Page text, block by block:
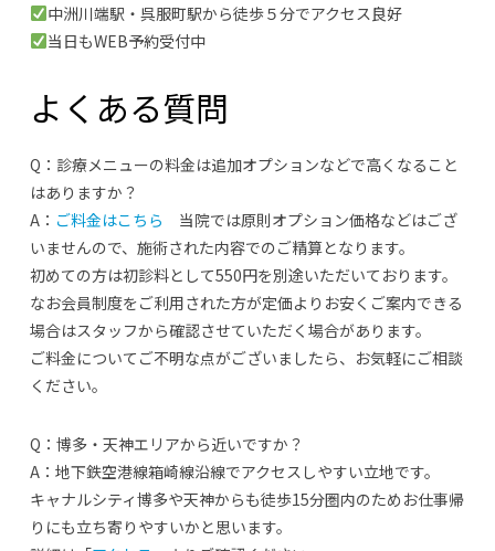
中洲川端駅・呉服町駅から徒歩５分でアクセス良好
当日もWEB予約受付中
よくある質問
Q：診療メニューの料金は追加オプションなどで高くなること
はありますか？
A： ご料金はこちら 当院では原則オプション価格などはござ
いませんので、施術された内容でのご精算となります。
初めての方は初診料として550円を別途いただいております。
なお会員制度をご利用された方が定価よりお安くご案内できる
場合はスタッフから確認させていただく場合があります。
ご料金についてご不明な点がございましたら、お気軽にご相談
ください。
Q：博多・天神エリアから近いですか？
A：地下鉄空港線箱崎線沿線でアクセスしやすい立地です。
キャナルシティ博多や天神からも徒歩15分圏内のためお仕事帰
りにも立ち寄りやすいかと思います。